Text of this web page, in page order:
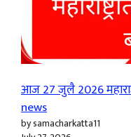
आज 27 जुलै 2026
news
by samacharkatta11